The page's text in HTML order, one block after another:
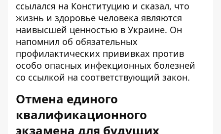
ссылался на Конституцию и сказал, что
жизнь и здоровье человека являются
наивысшей ценностью в Украине. Он
напомнил об обязательных
профилактических прививках против
особо опасных инфекционных болезней
со ссылкой на соответствующий закон.
Отмена единого
квалификационного
экзамена для будущих